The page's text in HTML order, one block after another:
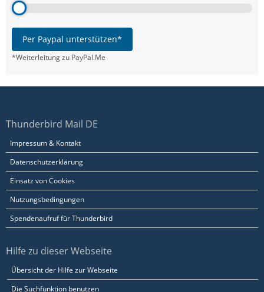
Per Paypal unterstützen*
*Weiterleitung zu PayPal.Me
Thunderbird Mail DE
Impressum & Kontakt
Datenschutzerklärung
Einsatz von Cookies
Nutzungsbedingungen
Spendenaufruf für Thunderbird
Hilfe zu dieser Webseite
Übersicht der Hilfe zur Webseite
Die Suchfunktion benutzen